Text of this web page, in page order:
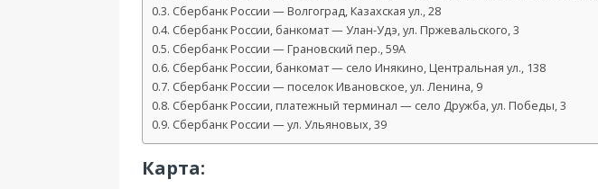
Сбербанк России — Волгоград, Казахская ул., 28
Сбербанк России, банкомат — Улан-Удэ, ул. Пржевальского, 3
Сбербанк России — Грановский пер., 59А
Сбербанк России, банкомат — село Инякино, Центральная ул., 138
Сбербанк России — поселок Ивановское, ул. Ленина, 9
Сбербанк России, платежный терминал — село Дружба, ул. Победы, 3
Сбербанк России — ул. Ульяновых, 39
Карта: